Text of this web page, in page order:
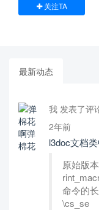
关注TA
最新动态
我 发表了评
2年前
l3doc文档
原始版
命令的
\cs_se